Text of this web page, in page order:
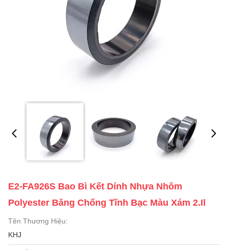
E2-FA926S Bao Bì Kết Dính Nhựa Nhôm
Polyester Băng Chống Tĩnh Bạc Màu Xám 2.il
Tên Thương Hiệu:
KHJ